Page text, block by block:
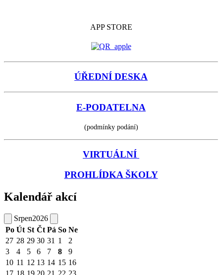
APP STORE
ÚŘEDNÍ DESKA
E-PODATELNA
(podmínky podání)
VIRTUÁLNÍ
PROHLÍDKA ŠKOLY
Kalendář akcí
Srpen2026
Po Út St Čt Pá So Ne
27 28 29 30 31 1
2
3
4 5 6 7 8
9
10 11 12 13 14 15 16
17 18 19 20 21 22 23